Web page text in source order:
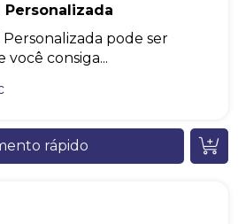
Personalizada pode ser
consiga...
rápido